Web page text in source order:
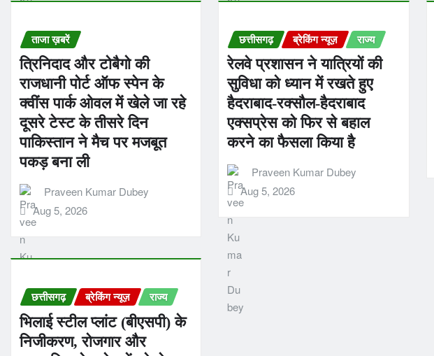
ताजा ख़बरें
त्रिनिदाद और टोबैगो की
राजधानी पोर्ट ऑफ स्पेन के
क्वींस पार्क ओवल में खेले जा रहे
दूसरे टेस्ट के तीसरे दिन
पाकिस्तान ने मैच पर मजबूत
पकड़ बना ली
Praveen Kumar Dubey
Aug 5, 2026
छत्तीसगढ़ ब्रेकिंग न्यूज़ राज्य
रेलवे प्रशासन ने यात्रियों की
सुविधा को ध्यान में रखते हुए
हैदराबाद-रक्सौल-हैदराबाद
एक्सप्रेस को फिर से बहाल
करने का फैसला किया है
Praveen Kumar Dubey
Aug 5, 2026
छत्तीसगढ़ ब्रेकिंग न्यूज़ राज्य
भिलाई स्टील प्लांट (बीएसपी) के
निजीकरण, रोजगार और